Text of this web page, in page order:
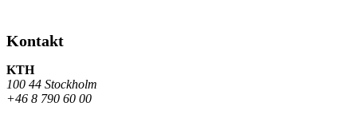
Kontakt
KTH
100 44 Stockholm
+46 8 790 60 00